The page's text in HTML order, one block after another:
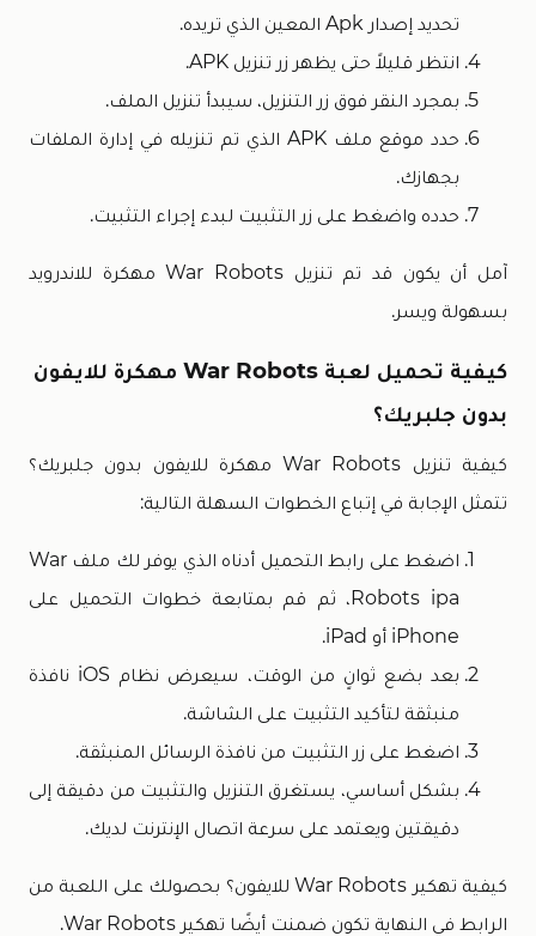
تحديد إصدار Apk المعين الذي تريده.
انتظر قليلاً حتى يظهر زر تنزيل APK.
بمجرد النقر فوق زر التنزيل، سيبدأ تنزيل الملف.
حدد موقع ملف APK الذي تم تنزيله في إدارة الملفات
بجهازك.
حدده واضغط على زر التثبيت لبدء إجراء التثبيت.
آمل أن يكون قد تم تنزيل War Robots مهكرة للاندرويد
بسهولة ويسر.
كيفية تحميل لعبة War Robots مهكرة للايفون
بدون جلبريك؟
كيفية تنزيل War Robots مهكرة للايفون بدون جلبريك؟
تتمثل الإجابة في إتباع الخطوات السهلة التالية:
اضغط على رابط التحميل أدناه الذي يوفر لك ملف War
Robots ipa، ثم قم بمتابعة خطوات التحميل على
iPhone أو iPad.
بعد بضع ثوانٍ من الوقت، سيعرض نظام iOS نافذة
منبثقة لتأكيد التثبيت على الشاشة.
اضغط على زر التثبيت من نافذة الرسائل المنبثقة.
بشكل أساسي، يستغرق التنزيل والتثبيت من دقيقة إلى
دقيقتين ويعتمد على سرعة اتصال الإنترنت لديك.
كيفية تهكير War Robots للايفون؟ بحصولك على اللعبة من
الرابط في النهاية تكون ضمنت أيضًا تهكير War Robots.